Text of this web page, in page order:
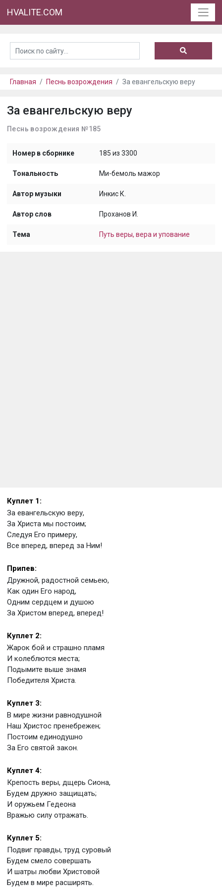
HVALITE.COM
Главная Песнь возрождения За евангельскую веру
За евангельскую веру
Песнь возрождения №185
Номер в сборнике 185 из 3300
Тональность Ми-бемоль мажор
Автор музыки Инкис К.
Автор слов Проханов И.
Тема Путь веры, вера и упование
Куплет 1:
За евангельскую веру,
За Христа мы постоим;
Следуя Его примеру,
Все вперед, вперед за Ним!
Припев:
Дружной, радостной семьею,
Как один Его народ,
Одним сердцем и душою
За Христом вперед, вперед!
Куплет 2:
Жарок бой и страшно пламя
И колеблются места;
Подымите выше знамя
Победителя Христа.
Куплет 3:
В мире жизни равнодушной
Наш Христос пренебрежен;
Постоим единодушно
За Его святой закон.
Куплет 4:
Крепость веры, дщерь Сиона,
Будем дружно защищать;
И оружьем Гедеона
Вражью силу отражать.
Куплет 5:
Подвиг правды, труд суровый
Будем смело совершать
И шатры любви Христовой
Будем в мире расширять.